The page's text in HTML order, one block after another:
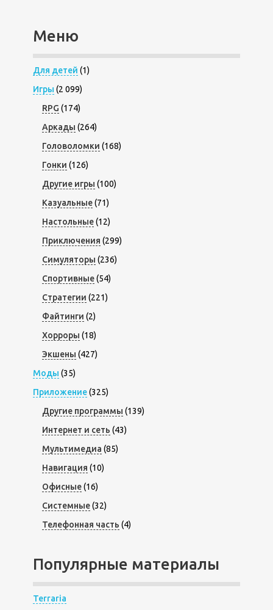
Меню
Для детей (1)
Игры (2 099)
RPG (174)
Аркады (264)
Головоломки (168)
Гонки (126)
Другие игры (100)
Казуальные(71)
Настольные(12)
Приключения (299)
Симуляторы (236)
Спортивные(54)
Стратегии (221)
Файтинги (2)
Хорроры (18)
Экшены (427)
Моды (35)
Приложение(325)
Другие программы (139)
Интернет и сеть (43)
Мультимедиа (85)
Навигация (10)
Офисные(16)
Системные(32)
Телефонная часть (4)
Популярные материалы
Terraria